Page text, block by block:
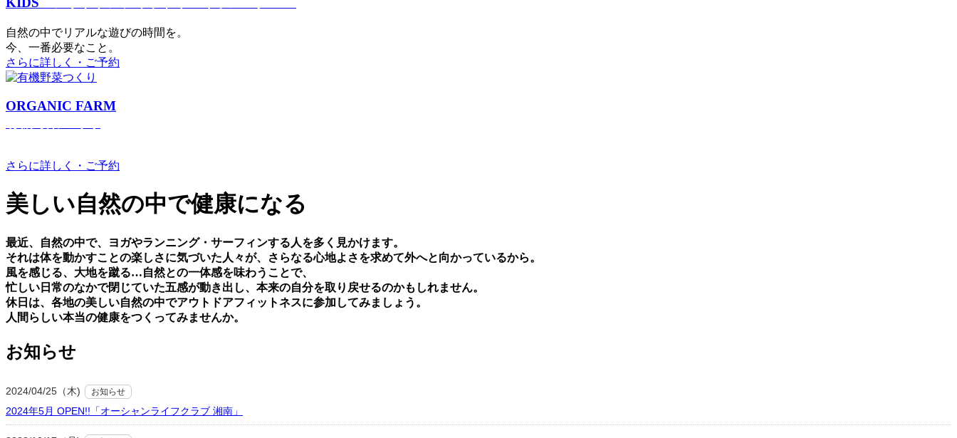
⾃然の中でリアルな遊びの時間を。
今、⼀番必要なこと。
さらに詳しく・ご予約
ORGANIC FARM
さらに詳しく・ご予約
美しい⾃然の中で健康になる
最近、⾃然の中で、ヨガやランニング・サーフィンする⼈を多く⾒かけます。
それは体を動かすことの楽しさに気づいた⼈々が、さらなる⼼地よさを求めて外へと向かっているから。
⾵を感じる、⼤地を蹴る…⾃然との⼀体感を味わうことで、
忙しい⽇常のなかで閉じていた五感が動き出し、本来の⾃分を取り戻せるのかもしれません。
休⽇は、各地の美しい⾃然の中でアウトドアフィットネスに参加してみましょう。
⼈間らしい本当の健康をつくってみませんか。
お知らせ
2024/04/25（木) お知らせ
2024年5月 OPEN!!「オーシャンライフクラブ 湘南」